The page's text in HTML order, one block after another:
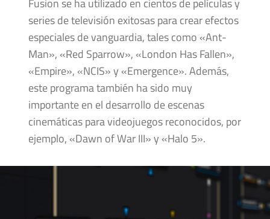
Fusion se ha utilizado en cientos de películas y
series de televisión exitosas para crear efectos
especiales de vanguardia, tales como «Ant-
Man», «Red Sparrow», «London Has Fallen»,
«Empire», «NCIS» y «Emergence». Además,
este programa también ha sido muy
importante en el desarrollo de escenas
cinemáticas para videojuegos reconocidos, por
ejemplo, «Dawn of War III» y «Halo 5».